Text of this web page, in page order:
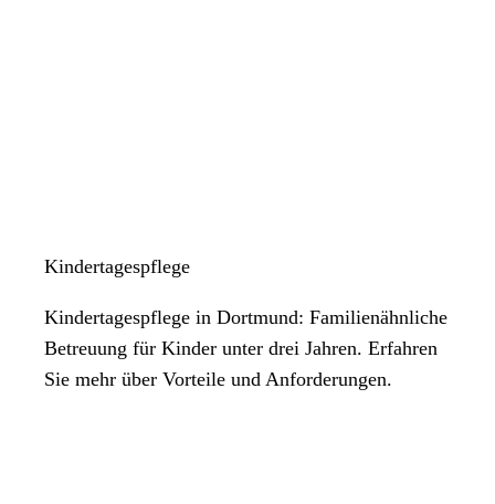
Kindertagespflege
Kindertagespflege in Dortmund: Familienähnliche
Betreuung für Kinder unter drei Jahren. Erfahren
Sie mehr über Vorteile und Anforderungen.